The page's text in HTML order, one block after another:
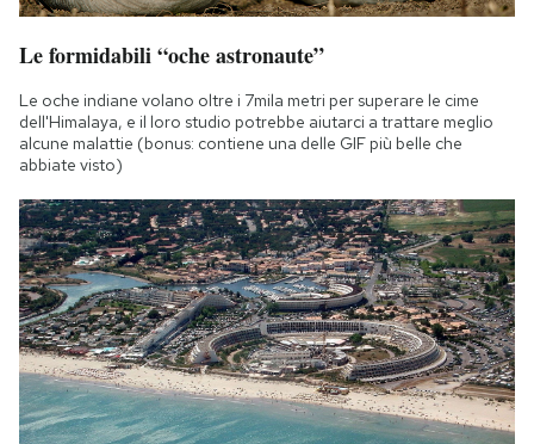
Le formidabili “oche astronaute”
Le oche indiane volano oltre i 7mila metri per superare le cime
dell'Himalaya, e il loro studio potrebbe aiutarci a trattare meglio
alcune malattie (bonus: contiene una delle GIF più belle che
abbiate visto)